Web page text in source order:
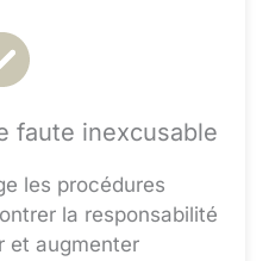
faute inexcusable
les procédures
la responsabilité
et augmenter